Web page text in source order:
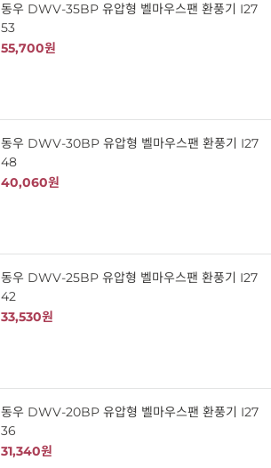
동우 DWV-35BP 유압형 벨마우스팬 환풍기 I27
53
55,700원
동우 DWV-30BP 유압형 벨마우스팬 환풍기 I27
48
40,060원
동우 DWV-25BP 유압형 벨마우스팬 환풍기 I27
42
33,530원
동우 DWV-20BP 유압형 벨마우스팬 환풍기 I27
36
31,340원